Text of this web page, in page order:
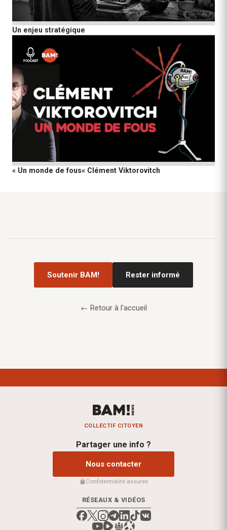
Un enjeu stratégique
« Un monde de fous« Clément Viktorovitch
Soutenir BAM! Rester informé
← Retour à l'accueil
COLLECTIF CITOYEN
Partager une info ?
Nous contacter
Confidentialité assurée
RÉSEAUX & VIDÉOS